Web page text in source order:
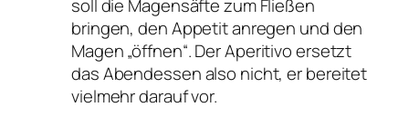
soll die Magensäfte zum Fließen
bringen, den Appetit anregen und den
Magen „öffnen“. Der Aperitivo ersetzt
das Abendessen also nicht, er bereitet
vielmehr darauf vor.